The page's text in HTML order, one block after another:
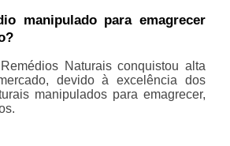
manipulado para emagrecer
Naturais conquistou alta
devido à excelência dos
manipulados para emagrecer,